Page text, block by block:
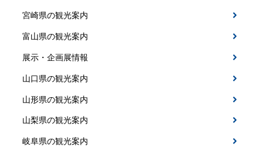
宮崎県の観光案内
富山県の観光案内
展示・企画展情報
山口県の観光案内
山形県の観光案内
山梨県の観光案内
岐阜県の観光案内